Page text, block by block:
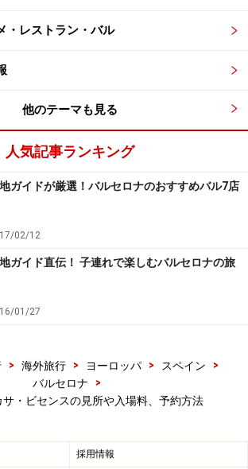
は細部の装飾。壁、天井、床どこも見
たビセンス氏の会社のものだとか。幾
ルの組み合わせが印象的です。建物周
います。
て内部に入ると草模様の小さな玄関
食堂と兼ねていたリビングルームが広
ス氏のコレクションの1つだった大き
石、木、陶器が組み合わさった華やか
パクトのあるのがリビングの隣にある
の建築物の目玉です。モサラベ様式と
ア半島におけるイスラム文化とカトリ
うな青い天井と、カラフルなステンド
・レストラン・バル
他のテーマも見る
人気記事ランキング
ガイドが厳選！バルセロナのおすすめバル7店
02/12
ガイド直伝！ 子連れで楽しむバルセロナの旅
01/27
> 海外旅行 > ヨーロッパ > スペイン
>
バルセロナ
>
・ビセンスの見所や入場料、予約方法
採用情報